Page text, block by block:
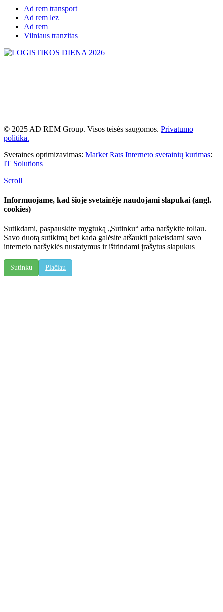
Ad rem transport
Ad rem lez
Ad rem
Vilniaus tranzitas
© 2025 AD REM Group. Visos teisės saugomos. Privatumo
politika.
Svetaines optimizavimas: Market Rats Interneto svetainių kūrimas:
IT Solutions
Scroll
Informuojame, kad šioje svetainėje naudojami slapukai (angl.
cookies)
Sutikdami, paspauskite mygtuką „Sutinku“ arba naršykite toliau.
Savo duotą sutikimą bet kada galėsite atšaukti pakeisdami savo
interneto naršyklės nustatymus ir ištrindami įrašytus slapukus
Sutinku Plačiau